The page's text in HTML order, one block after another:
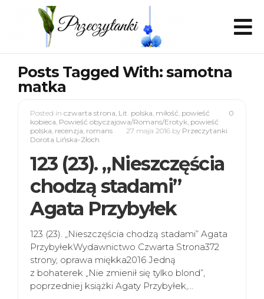
Posts Tagged With: samotna
matka
0
Posted in czwarta strona, Lit. polska, miłość, powieść
kobieca, Powieść obyczajowa/Romans/Erotyk, powieść
polska, recenzja, romans 27 maja 2016 by Przeczytanki
Dorota Lińska-Złoch
123 (23). „Nieszczęścia
chodzą stadami”
Agata Przybyłek
123 (23). „Nieszczęścia chodzą stadami” Agata
PrzybyłekWydawnictwo Czwarta Strona372
strony, oprawa miękka2016 Jedną
z bohaterek „Nie zmienił się tylko blond”,
poprzedniej książki Agaty Przybyłek,…